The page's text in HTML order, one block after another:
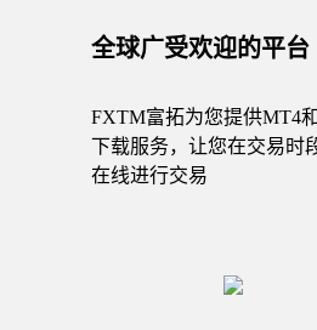
全球广受欢迎的平台
FXTM富拓为您提供MT4
下载服务，让您在交易时
在线进行交易